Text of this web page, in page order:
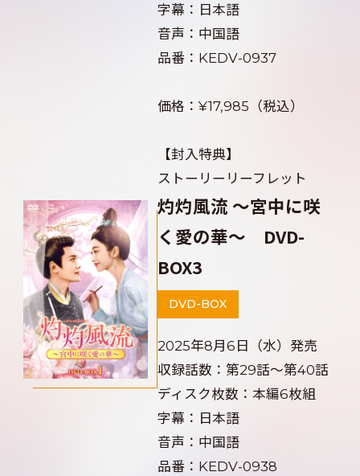
字幕：日本語
音声：中国語
品番：KEDV-0937
価格：¥17,985（税込）
【封入特典】
ストーリーリーフレット
灼灼風流 ～宮中に咲
く愛の華～ DVD-
BOX3
DVD-BOX
2025年8月6日（水）発売
収録話数：第29話～第40話
ディスク枚数：本編6枚組
字幕：日本語
音声：中国語
品番：KEDV-0938